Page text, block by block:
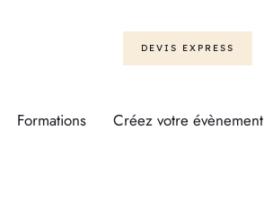
DEVIS EXPRESS
Formations
Créez votre évènement